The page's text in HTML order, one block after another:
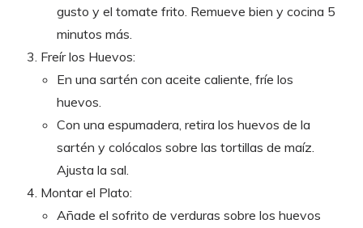
gusto y el tomate frito. Remueve bien y cocina 5
minutos más.
Freír los Huevos:
En una sartén con aceite caliente, fríe los
huevos.
Con una espumadera, retira los huevos de la
sartén y colócalos sobre las tortillas de maíz.
Ajusta la sal.
Montar el Plato:
Añade el sofrito de verduras sobre los huevos